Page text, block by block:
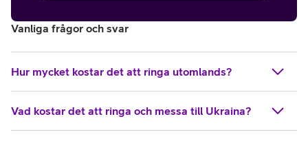
Vanliga frågor och svar
Hur mycket kostar det att ringa utomlands?
Vad kostar det att ringa och messa till Ukraina?